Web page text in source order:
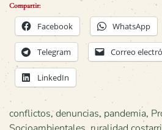
Compartir:
Facebook WhatsApp
Telegram Correo
LinkedIn
conflictos,denuncias, pandemia,